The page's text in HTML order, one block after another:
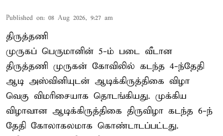
Published on: 08 Aug 2026, 9:27 am
திருத்தணி
முருகப் பெருமானின் 5-ம் படை வீடான
திருத்தணி முருகன் கோவிலில் கடந்த 4-ந்தேதி
ஆடி அஸ்வினியுடன் ஆடிக்கிருத்திகை விழா
வெகு விமரிசையாக தொடங்கியது. முக்கிய
விழாவான ஆடிக்கிருத்திகை திருவிழா கடந்த 6-ந்
தேதி கோலாகலமாக கொண்டாடப்பட்டது.